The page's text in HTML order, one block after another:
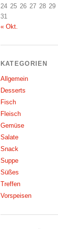
24 25 26 27 28 29
31
« Okt.
KATEGORIEN
Allgemein
Desserts
Fisch
Fleisch
Gemüse
Salate
Snack
Suppe
Süßes
Treffen
Vorspeisen